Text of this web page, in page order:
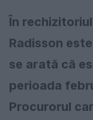
În
Radisson
se arată că
perioada
Procurorul